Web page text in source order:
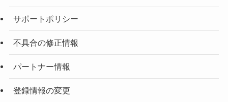
サポートポリシー
不具合の修正情報
パートナー情報
登録情報の変更